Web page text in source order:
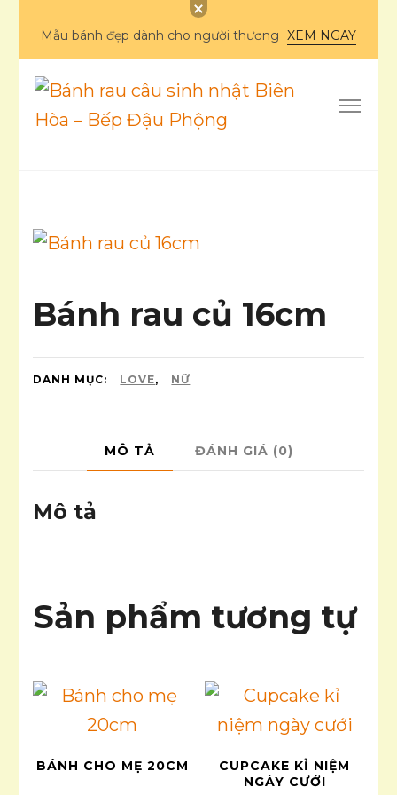
Mẫu bánh đẹp dành cho người thương XEM NGAY
Bánh rau câu sinh
nhật Biên Hòa – Bếp
Bánh rau củ 16cm
DANH MỤC: LOVE, NỮ
MÔ TẢ ĐÁNH GIÁ (0)
Mô tả
Sản phẩm tương tự
BÁNH CHO MẸ 20CM
CUPCAKE KỈ NIỆM
NGÀY CƯỚI